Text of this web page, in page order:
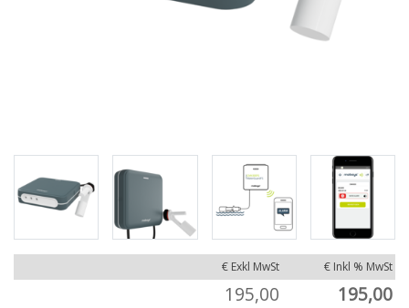
€ Exkl MwSt € Inkl % MwSt
195,00 195,00